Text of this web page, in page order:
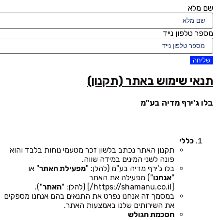
שם מלא
מספר טלפון נייד
שליחה
תנאי שימוש באתר (תקנון)
בלו ג'ירף מדיה בע"מ
כללי
תקנון האתר נכתב בלשון זכר מטעמי נוחות בלבד והוא
פונה לשני המינים במידה שווה.
בלו ג'ירף מדיה בע"מ (להלן: "מפעילת האתר" או
"אנחנו") מפעילה את האתר
האתר").
במסמך זה אנחנו נפרט את התנאים בהם אנחנו מספקים
את השירותים שלנו באמצעות האתר.
הסכמת הגולש